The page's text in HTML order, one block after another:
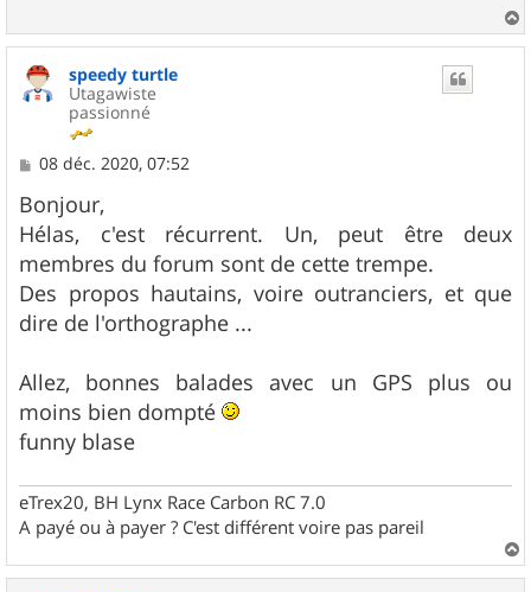
a
speedy turtle
Utagawiste
passionné
M
s
s
a
g
e
08 déc. 2020, 07:52
Bonjour,
Hélas, c'est récurrent. Un, peut être deux
membres du forum sont de cette trempe.
Des propos hautains, voire outranciers, et que
dire de l'orthographe ...
Allez, bonnes balades avec un GPS plus ou
moins bien dompté
funny blase
eTrex20, BH Lynx Race Carbon RC 7.0
A payé ou à payer ? C'est différent voire pas pareil
a